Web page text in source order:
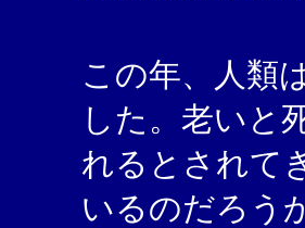
この年、人類
した。老いと
れるとされて
いるのだろう